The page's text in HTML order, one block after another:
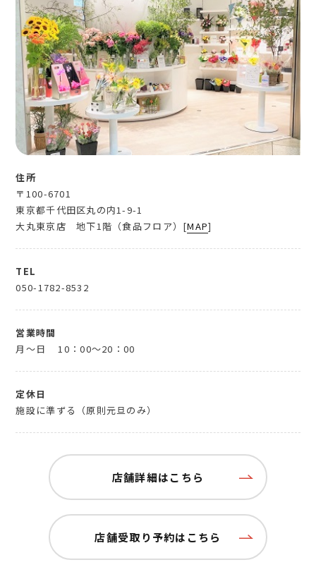
住所
〒100-6701
東京都千代田区丸の内1-9-1
大丸東京店 地下1階（食品フロア）[MAP]
TEL
050-1782-8532
営業時間
月～日
10：00～20：00
定休日
施設に準ずる（原則元旦のみ）
店舗詳細はこちら
店舗受取り予約はこちら